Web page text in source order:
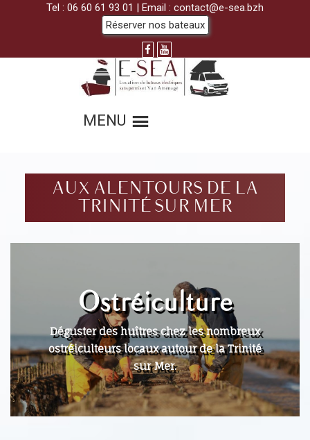
Tel : 06 60 61 93 01 | Email : contact@e-sea.bzh
Réserver nos bateaux
MENU
AUX ALENTOURS DE LA
TRINITÉ SUR MER
Ostréiculture
Déguster des huîtres chez les nombreux
ostréiculteurs locaux autour de la Trinité
sur Mer.